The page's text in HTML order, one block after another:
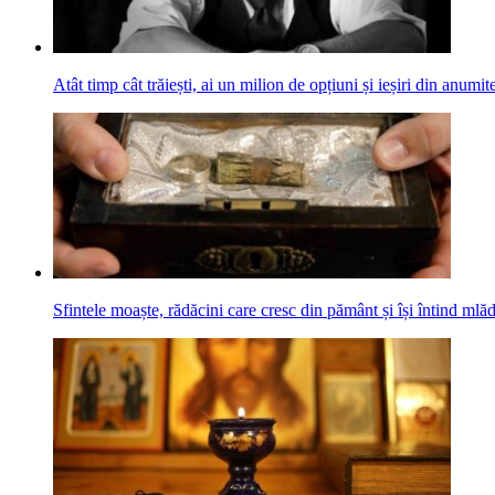
Atât timp cât trăiești, ai un milion de opțiuni și ieșiri din
Sfintele moaște, rădăcini care cresc din pământ și își întind